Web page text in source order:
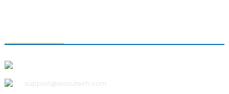
support@xiaoutech.com